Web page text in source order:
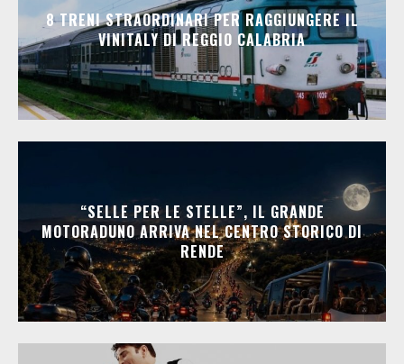
8 TRENI STRAORDINARI PER RAGGIUNGERE IL
VINITALY DI REGGIO CALABRIA
“SELLE PER LE STELLE”, IL GRANDE
MOTORADUNO ARRIVA NEL CENTRO STORICO DI
RENDE